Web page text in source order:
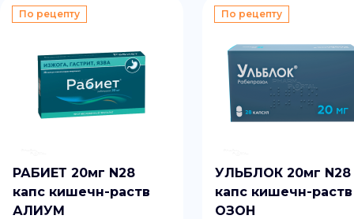
По рецепту
РАБИЕТ 20мг N28
капс кишечн-раств
АЛИУМ
По рецепту
УЛЬБЛОК 20мг N28
капс кишечн-раств
ОЗОН